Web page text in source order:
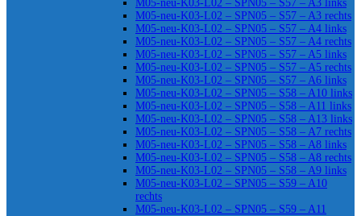
M05-neu-K03-L02 – SPN05 – S57 – A3 links
M05-neu-K03-L02 – SPN05 – S57 – A3 rechts
M05-neu-K03-L02 – SPN05 – S57 – A4 links
M05-neu-K03-L02 – SPN05 – S57 – A4 rechts
M05-neu-K03-L02 – SPN05 – S57 – A5 links
M05-neu-K03-L02 – SPN05 – S57 – A5 rechts
M05-neu-K03-L02 – SPN05 – S57 – A6 links
M05-neu-K03-L02 – SPN05 – S58 – A10 links
M05-neu-K03-L02 – SPN05 – S58 – A11 links
M05-neu-K03-L02 – SPN05 – S58 – A13 links
M05-neu-K03-L02 – SPN05 – S58 – A7 rechts
M05-neu-K03-L02 – SPN05 – S58 – A8 links
M05-neu-K03-L02 – SPN05 – S58 – A8 rechts
M05-neu-K03-L02 – SPN05 – S58 – A9 links
M05-neu-K03-L02 – SPN05 – S59 – A10
rechts
M05-neu-K03-L02 – SPN05 – S59 – A11